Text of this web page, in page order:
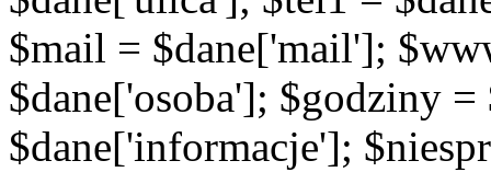
$mail = $dane['mail'];
$dane['osoba']; $godziny
$dane['informacje'];